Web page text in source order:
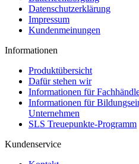
Datenschutzerklärung
Impressum
Kundenmeinungen
Informationen
Produktübersicht
Dafür stehen wir
Informationen für
Informationen für
Unternehmen
SLS Treuepunkte-Programm
Kundenservice